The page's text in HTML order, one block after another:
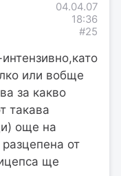
04.04.07
18:36
#25
или вобще
за какво
такава
още на
от
ще